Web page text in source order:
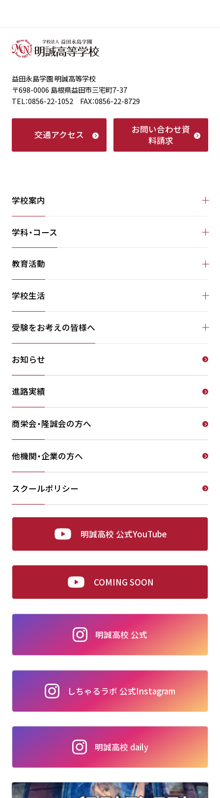
益田永島学園 明誠高等学校
〒698-0006 島根県益田市三宅町7-37
TEL：0856-22-1052 FAX：0856-22-8729
交通アクセス お問い合わせ資
料請求
学校案内
学科・コース
教育活動
学校生活
受験をお考えの皆様へ
お知らせ
進路実績
商栄会・隆誠会の方へ
他機関・企業の方へ
スクールポリシー
明誠高校 公式YouTube
COMING SOON
明誠高校 公式
しちゃるラボ 公式Instagram
明誠高校 daily